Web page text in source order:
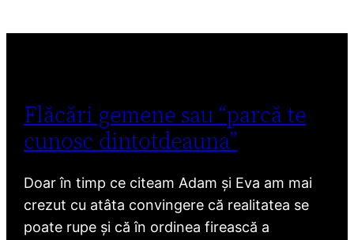
Flăcări gemene sau “parcă te
cunosc dintotdeauna”
Doar în timp ce citeam Adam și Eva am mai
crezut cu atâta convingere că realitatea se
poate rupe și că în ordinea firească a